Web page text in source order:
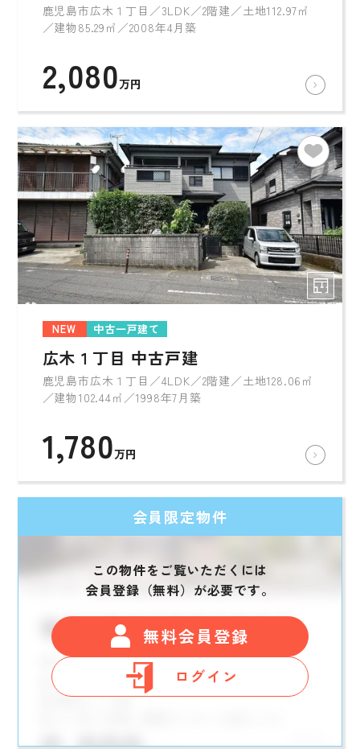
鹿児島市広木１丁目／3LDK／2階建／土地112.97㎡
／建物85.29㎡／2008年4月築
2,080万円
NEW 中古一戸建て
広木１丁目 中古戸建
鹿児島市広木１丁目／4LDK／2階建／土地128.06㎡
／建物102.44㎡／1998年7月築
1,780万円
会員限定物件
この物件をご覧いただくには
会員登録（無料）が必要です。
無料会員登録
ログイン